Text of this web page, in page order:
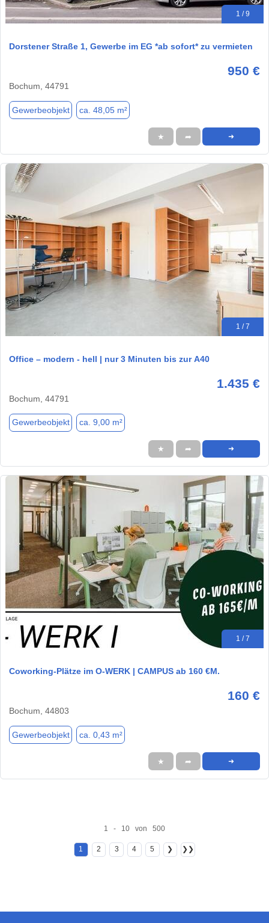
1 / 9
Dorstener Straße 1, Gewerbe im EG *ab sofort* zu vermieten
950 €
Bochum, 44791
Gewerbeobjekt ca. 48,05 m²
★ ➦ ➜
1 / 7
Office – modern - hell | nur 3 Minuten bis zur A40
1.435 €
Bochum, 44791
Gewerbeobjekt ca. 9,00 m²
★ ➦ ➜
1 / 7
Coworking-Plätze im O-WERK | CAMPUS ab 160 €M.
160 €
Bochum, 44803
Gewerbeobjekt ca. 0,43 m²
★ ➦ ➜
1 - 10 von 500
1 2 3 4 5 ❯ ❯❯